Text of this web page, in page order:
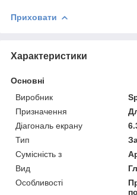
Приховати
Характеристики
Основні
Виробник
Призначення
Діагональ екрану
Тип
Сумісність з
Вид
Особливості